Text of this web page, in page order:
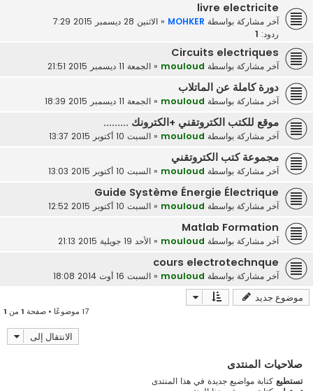
livre electricite
آخر مشاركة بواسطة MOHKER
« الاثنين 28 ديسمبر 2015 7:29
ردود: 1
Circuits electriques
آخر مشاركة بواسطة mouloud
« الجمعة 11 ديسمبر 2015 21:51
دورة كاملة عن الماتلاب
آخر مشاركة بواسطة mouloud
« الجمعة 11 ديسمبر 2015 18:39
موقع للكتب الكتروتقني +الكترونك .........
آخر مشاركة بواسطة mouloud
« السبت 10 أكتوبر 2015 13:37
مجموعة كتب الكتروتقني
آخر مشاركة بواسطة mouloud
« السبت 10 أكتوبر 2015 13:03
Guide Système Énergie Électrique
آخر مشاركة بواسطة mouloud
« السبت 10 أكتوبر 2015 12:52
Matlab Formation
آخر مشاركة بواسطة mouloud
« الأحد 19 جويلية 2015 21:13
cours electrotechnque
آخر مشاركة بواسطة mouloud
« السبت 16 أوت 2014 18:08
موضوع جديد
17 موضوعًا • صفحة 1 من 1
الانتقال إلى
صلاحيات المنتدى
تستطيع كتابة مواضيع جديدة في هذا المنتدى